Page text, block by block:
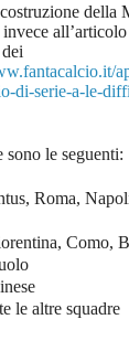
della
di-serie-a-le-
sono le seguenti:
Roma,
Como,
le altre squadre